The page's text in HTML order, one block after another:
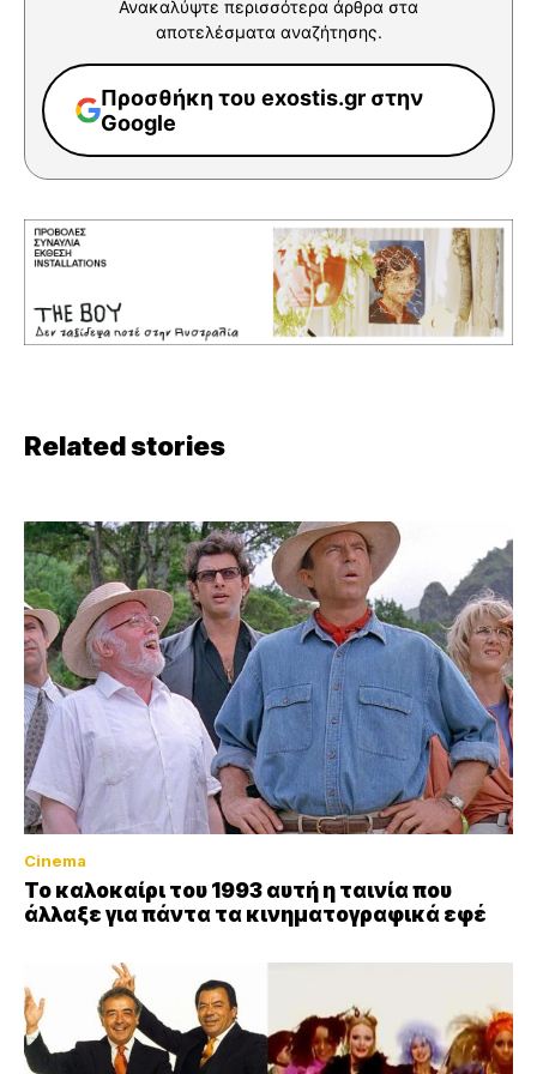
Ανακαλύψτε περισσότερα άρθρα στα
αποτελέσματα αναζήτησης.
Προσθήκη του exostis.gr στην
Google
Related stories
Cinema
Το καλοκαίρι του 1993 αυτή η ταινία που
άλλαξε για πάντα τα κινηματογραφικά εφέ